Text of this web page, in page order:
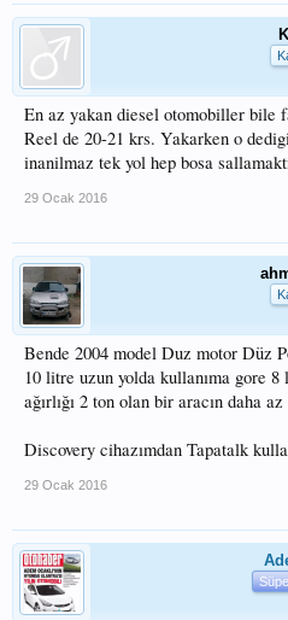
En az yakan diesel otomobiller bile
Reel de 20-21 krs. Yakarken o
inanilmaz tek yol hep bosa
29 Ocak 2016
Bende 2004 model Duz motor Düz
10 litre uzun yolda kullanıma gore
ağırlığı 2 ton olan bir aracın daha
Discovery cihazımdan Tapatalk
29 Ocak 2016